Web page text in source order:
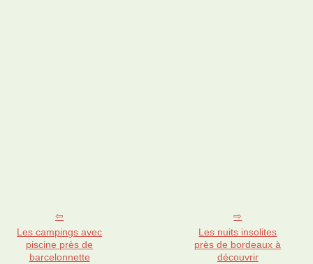
Les campings avec
piscine près de
barcelonnette
Les nuits insolites
près de bordeaux à
découvrir